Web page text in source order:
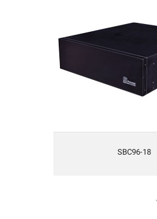
SBC96-18
طراحی شده بصورت Small Footprint
دارای حفاظتهای کامل الکتریکی
دارای استحکام مناسب مکانیکی